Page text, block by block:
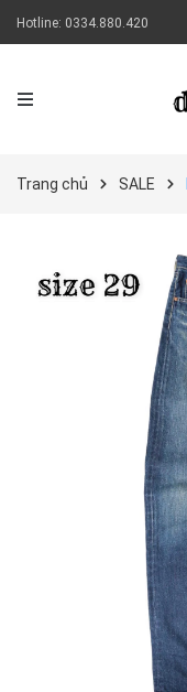
Hotline: 0334.880.420
Trang chủ SALE